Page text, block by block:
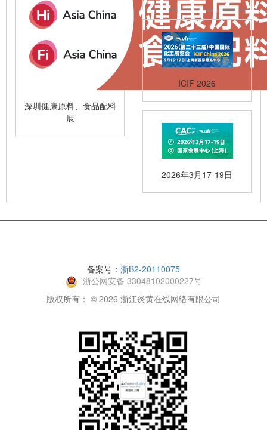
深圳健康原料、食品配料
展
ICIF 2026
2026年3月17-19日
备案号： 浙B2-20110075
浙公网安备 33048102000227号
版权所有： © 2026 浙江炎黄在线网络有限公司